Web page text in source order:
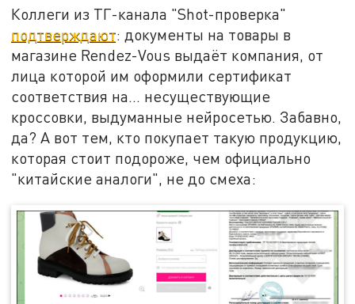
Коллеги из ТГ-канала "Shot-проверка"
подтверждают: документы на товары в
магазине Rendez-Vous выдаёт компания, от
лица которой им оформили сертификат
соответствия на... несуществующие
кроссовки, выдуманные нейросетью. Забавно,
да? А вот тем, кто покупает такую продукцию,
которая стоит подороже, чем официально
"китайские аналоги", не до смеха: